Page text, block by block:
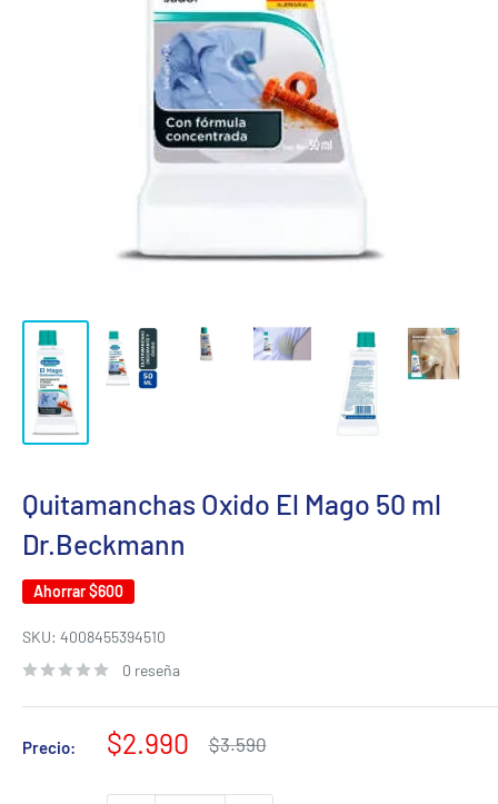
Quitamanchas Oxido El Mago 50 ml
Dr.Beckmann
Ahorrar$600
SKU: 4008455394510
0 reseña
Precio:
Precio
venta
$2.990
Precio
habitual
$3.590